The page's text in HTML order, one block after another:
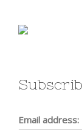
Email address: